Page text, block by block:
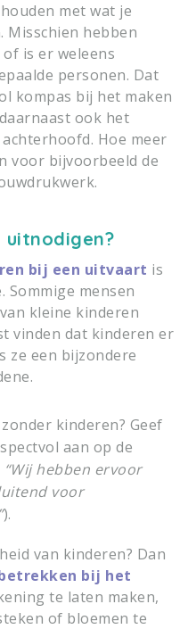
met wat je
Misschien hebben
is er weleens
personen. Dat
kompas bij het maken
ook het
Hoe meer
voor bijvoorbeeld de
bij een uitvaart is
Sommige mensen
kleine kinderen
vinden dat kinderen er
ze een bijzondere
kinderen? Geef
aan op de
“Wij hebben ervoor
voor
).
van kinderen? Dan
bij het
te laten maken,
of bloemen te